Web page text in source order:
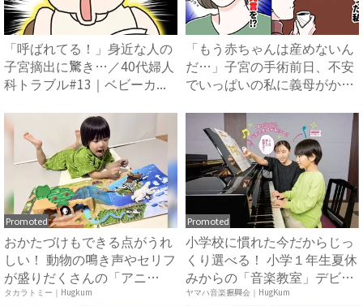
「呼ばれてる！」身近な人の
子宮摘出に驚き…／40代婦人
科トラブル#13｜ベビーカ...
「もう赤ちゃんは産めないん
だ…」子宮の手術前日、不安
でいっぱいの私に義母がかけ
Promoted
おかたづけもできる点がうれ
しい！ 動物の鳴き声やセリフ
が盛りだくさんの「アニ
ア ...
タカラトミー｜Hugkum
Promoted
小学校に慣れた今だからじっ
くり選べる！ 小学１年生夏休
みからの「音楽教室」デビ
ュ...
ヤマハ音楽振興会｜HugKum